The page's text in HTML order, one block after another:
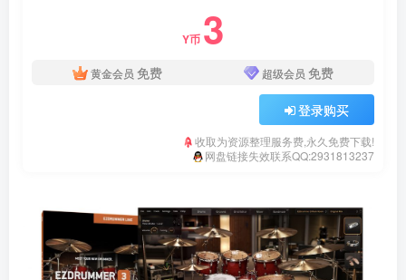
Y币 3
黄金会员 免费 超级会员 免费
登录购买
收取为资源整理服务费,永久免费下载!
网盘链接失效联系QQ:2931813237